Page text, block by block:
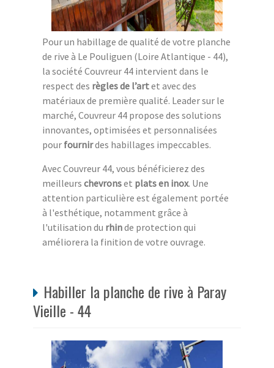
Pour un habillage de qualité de votre planche
de rive à Le Pouliguen (Loire Atlantique - 44),
la société Couvreur 44 intervient dans le
respect des règles de l’artet avec des
matériaux de première qualité. Leader sur le
marché, Couvreur 44 propose des solutions
innovantes, optimisées et personnalisées
pour fournirdes habillages impeccables.
Avec Couvreur 44, vous bénéficierez des
meilleurs chevronset plats en inox. Une
attention particulière est également portée
à l'esthétique, notamment grâce à
l'utilisation du rhinde protection qui
améliorera la finition de votre ouvrage.
Habiller la planche de rive à Paray
Vieille - 44